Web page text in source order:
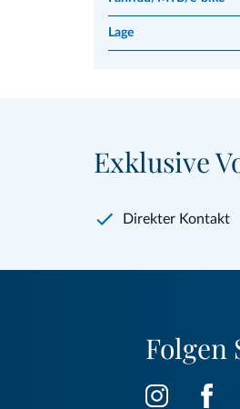
Lage
Exklusive
Direkter Kontakt
Folgen